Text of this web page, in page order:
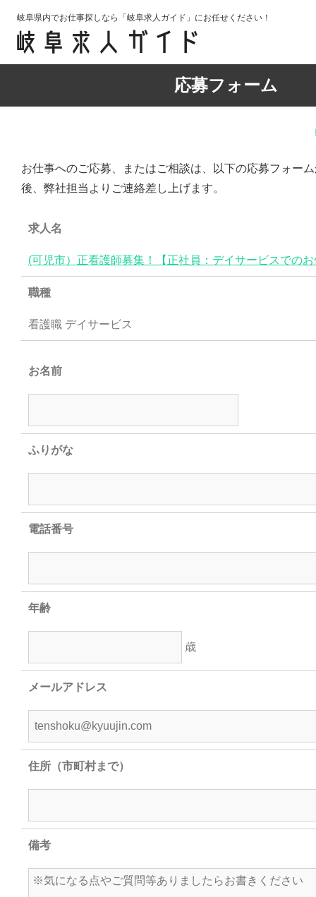
岐阜県内でお仕事探しなら「岐阜求人ガイド」にお任せください！
応募フォーム
お仕事へのご応募、またはご相談は、以下の応募フォー
後、弊社担当よりご連絡差し上げます。
求人名
(可児市）正看護師募集！【正社員：デイサービスでの
職種
看護職 デイサービス
お名前
ふりがな
電話番号
年齢
歳
メールアドレス
住所（市町村まで）
備考